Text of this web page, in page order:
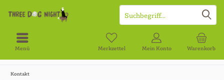
Menü Warenkorb
Merkzettel Mein Konto
Kontakt